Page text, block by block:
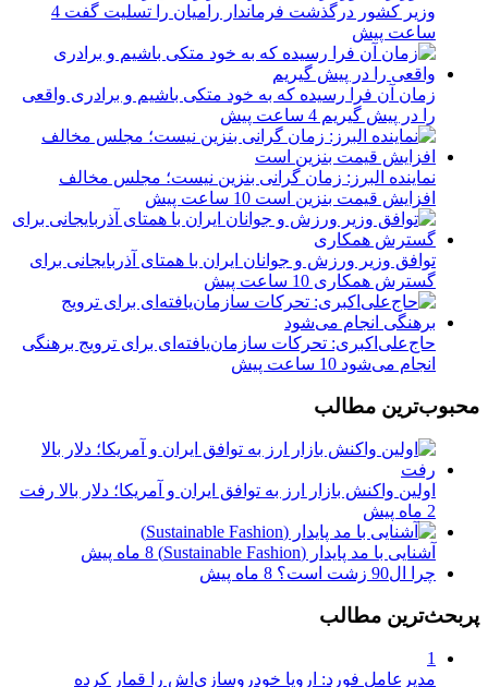
وزیر کشور درگذشت فرماندار رامیان را تسلیت گفت 4
ساعت پیش
زمان آن فرا رسیده که به خود متکی باشیم و برادری واقعی
را در پیش گیریم 4 ساعت پیش
نماینده البرز: زمان گرانی بنزین نیست؛ مجلس مخالف
افزایش قیمت بنزین است 10 ساعت پیش
توافق وزیر ورزش و جوانان ایران با همتای آذربایجانی برای
گسترش همکاری 10 ساعت پیش
حاج‌علی‌اکبری: تحرکات سازمان‌یافته‌ای برای ترویج برهنگی
انجام می‌شود 10 ساعت پیش
محبوب‌ترین مطالب
اولین واکنش بازار ارز به توافق ایران و آمریکا؛ دلار بالا رفت
2 ماه پیش
آشنایی با مد پایدار (Sustainable Fashion)
8 ماه پیش
چرا ال90 زشت است؟
8 ماه پیش
پربحث‌ترین مطالب
1
مدیرعامل فورد: اروپا خودروسازی‌اش را قمار کرده